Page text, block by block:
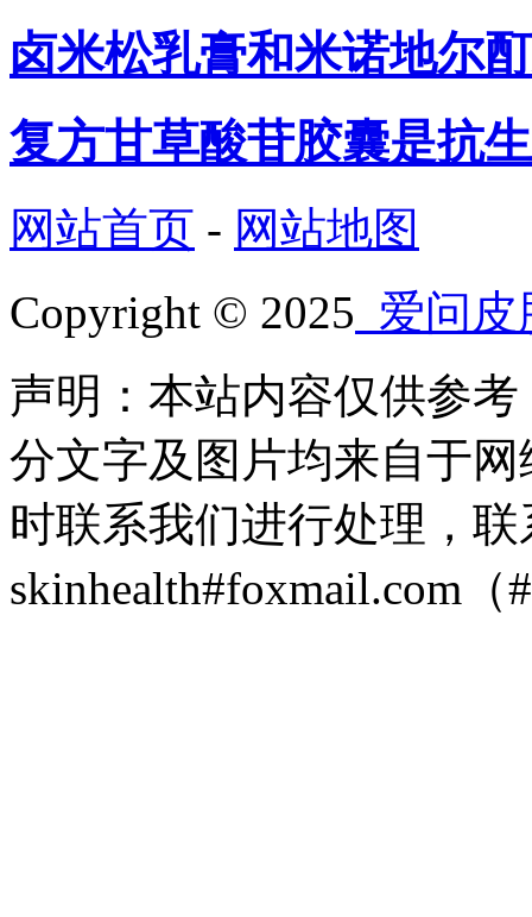
卤米松乳膏和米诺地尔
复方甘草酸苷胶囊是抗
网站首页 - 网站地图
Copyright © 2025 爱问皮
声明：本站内容仅供参
分文字及图片均来自于
时联系我们进行处理，
skinhealth#foxmail.com（